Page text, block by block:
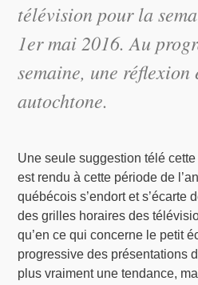
télévision pour la
1er mai 2016. Au
semaine, une réflexion
autochtone.
Une seule suggestion télé
est rendu à cette période de
québécois s’endort et s’écarte
des grilles horaires des
qu’en ce qui concerne le petit
progressive des présentations
plus vraiment une tendance,